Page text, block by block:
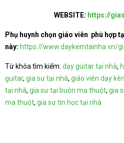
WEBSITE: https://
Phụ huynh chọn giáo viên phù hợp
này: https://www.daykemtainha.vn/
Từ khóa tìm kiếm: dạy guitar tại nhà,
guitar, gia sư tại nhà, giáo viên dạy
tại nhà, gia sư tại buôn ma thuột, gia
ma thuột, gia sư tin học tại nhà